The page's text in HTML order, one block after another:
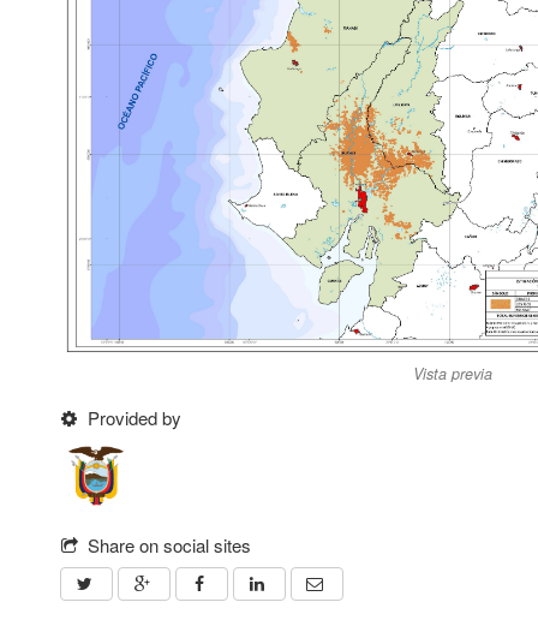
Vista previa
Provided by
Share on social sites